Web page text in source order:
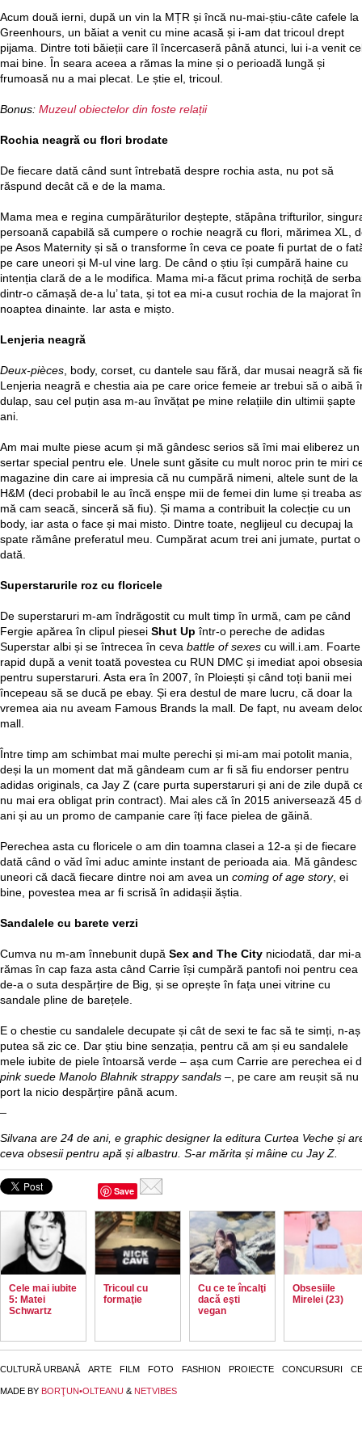
Acum două ierni, după un vin la MȚR și încă nu-mai-știu-câte cafele la
Greenhours, un băiat a venit cu mine acasă și i-am dat tricoul drept
pijama. Dintre toti băieții care îl încercaseră până atunci, lui i-a venit
mai bine. În seara aceea a rămas la mine și o perioadă lungă și
frumoasă nu a mai plecat. Le știe el, tricoul.
Bonus: Muzeul obiectelor din foste relații
Rochia neagră cu flori brodate
De fiecare dată când sunt întrebată despre rochia asta, nu pot să
răspund decât că e de la mama.
Mama mea e regina cumpărăturilor deștepte, stăpâna trifturilor,
persoană capabilă să cumpere o rochie neagră cu flori, mărimea XL,
pe Asos Maternity și să o transforme în ceva ce poate fi purtat de o
pe care uneori și M-ul vine larg. De când o știu își cumpără haine cu
intenția clară de a le modifica. Mama mi-a făcut prima rochiță de
dintr-o cămașă de-a lu’ tata, și tot ea mi-a cusut rochia de la majorat în
noaptea dinainte. Iar asta e mișto.
Lenjeria neagră
Deux-pièces, body, corset, cu dantele sau fără, dar musai neagră să
Lenjeria neagră e chestia aia pe care orice femeie ar trebui să o aibă
dulap, sau cel puțin asa m-au învățat pe mine relațiile din ultimii șapte
ani.
Am mai multe piese acum și mă gândesc serios să îmi mai eliberez un
sertar special pentru ele. Unele sunt găsite cu mult noroc prin te miri
magazine din care ai impresia că nu cumpără nimeni, altele sunt de la
H&M (deci probabil le au încă enșpe mii de femei din lume și treaba
mă cam seacă, sinceră să fiu). Și mama a contribuit la colecție cu un
body, iar asta o face și mai misto. Dintre toate, neglijeul cu decupaj la
spate rămâne preferatul meu. Cumpărat acum trei ani jumate, purtat o
dată.
Superstarurile roz cu floricele
De superstaruri m-am îndrăgostit cu mult timp în urmă, cam pe când
Fergie apărea în clipul piesei Shut Up într-o pereche de adidas
Superstar albi și se întrecea în ceva battle of sexes cu will.i.am. Foarte
rapid după a venit toată povestea cu RUN DMC și imediat apoi obsesia
pentru superstaruri. Asta era în 2007, în Ploiești și când toți banii mei
începeau să se ducă pe ebay. Și era destul de mare lucru, că doar la
vremea aia nu aveam Famous Brands la mall. De fapt, nu aveam
mall.
Între timp am schimbat mai multe perechi și mi-am mai potolit mania,
deși la un moment dat mă gândeam cum ar fi să fiu endorser pentru
adidas originals, ca Jay Z (care purta superstaruri și ani de zile după
nu mai era obligat prin contract). Mai ales că în 2015 aniversează 45
ani și au un promo de campanie care îți face pielea de găină.
Perechea asta cu floricele o am din toamna clasei a 12-a și de fiecare
dată când o văd îmi aduc aminte instant de perioada aia. Mă gândesc
uneori că dacă fiecare dintre noi am avea un coming of age story, ei
bine, povestea mea ar fi scrisă în adidașii ăștia.
Sandalele cu barete verzi
Cumva nu m-am înnebunit după Sex and The City niciodată, dar mi-a
rămas în cap faza asta când Carrie își cumpără pantofi noi pentru cea
de-a o suta despărțire de Big, și se oprește în fața unei vitrine cu
sandale pline de barețele.
E o chestie cu sandalele decupate și cât de sexi te fac să te simți, n-aș
putea să zic ce. Dar știu bine senzația, pentru că am și eu sandalele
mele iubite de piele întoarsă verde – așa cum Carrie are perechea ei
pink suede Manolo Blahnik strappy sandals –, pe care am reușit să nu
port la nicio despărțire până acum.
Silvana are 24 de ani, e graphic designer la editura Curtea Veche și
ceva obsesii pentru apă și albastru. S-ar mărita și mâine cu Jay Z.
Save
Cele mai iubite
5: Matei
Schwartz
Tricoul cu
formaţie
Cu ce te încalţi
dacă eşti
vegan
Obsesiile
Mirelei (23)
CULTURĂ URBANĂ ARTE FILM FOTO FASHION PROIECTE CONCURSURI
MADE BY BORŢUN•OLTEANU & NETVIBES